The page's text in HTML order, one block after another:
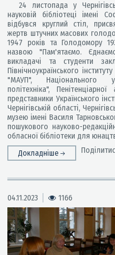
24 листопада у
науковій бібліотеці імені
відбувся круглий стіл,
жертв штучних масових
1947 років та Голодомору
назвою "Пам'ятаємо.
викладачі та студенти
Північноукраїнського
"МАУП", Національного
політехніка",
представники Українського
Чернігівській області,
музею імені Василя
пошукового науково-
обласної бібліотеки для
Докладніше
04.11.2023 1166